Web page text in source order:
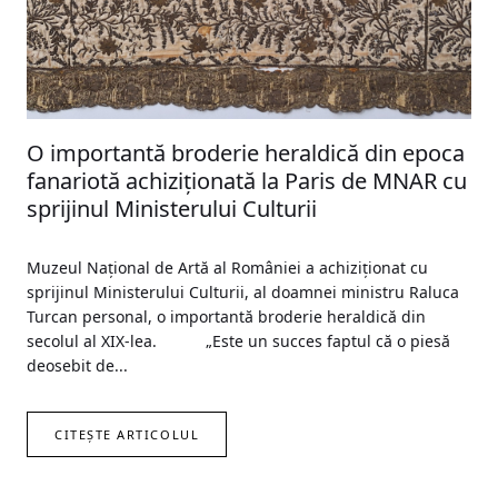
O importantă broderie heraldică din epoca
fanariotă achiziționată la Paris de MNAR cu
sprijinul Ministerului Culturii
Muzeul Național de Artă al României a achiziționat cu
sprijinul Ministerului Culturii, al doamnei ministru Raluca
Turcan personal, o importantă broderie heraldică din
secolul al XIX-lea. „Este un succes faptul că o piesă
deosebit de...
CITEȘTE ARTICOLUL